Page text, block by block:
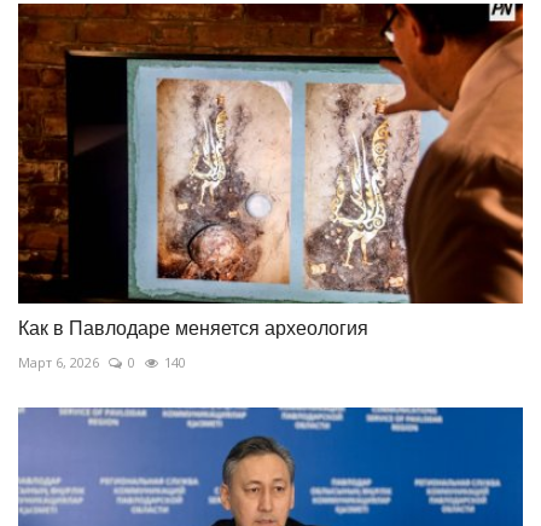
Как в Павлодаре меняется археология
Март 6, 2026 0 140